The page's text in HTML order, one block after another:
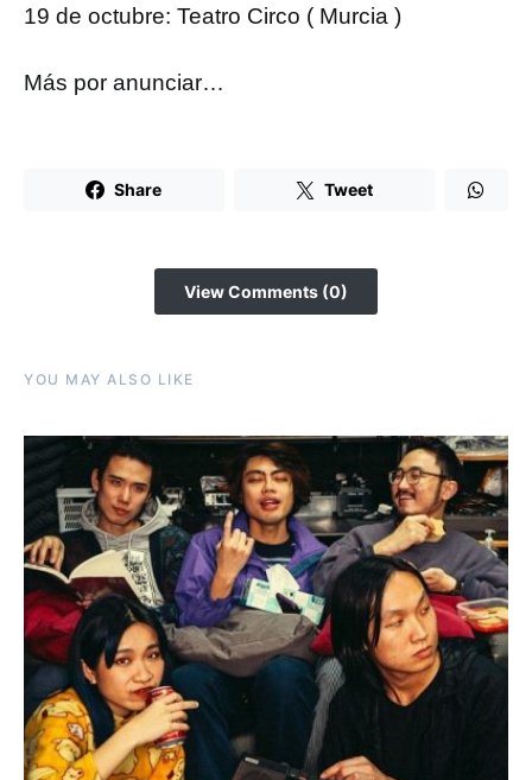
19 de octubre: Teatro Circo ( Murcia )
Más por anunciar…
Share Tweet
View Comments (0)
YOU MAY ALSO LIKE